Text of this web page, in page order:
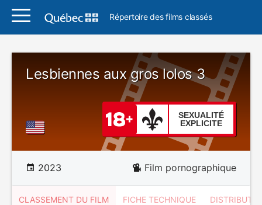
Répertoire des films classés
Lesbiennes aux gros lolos 3
SEXUALITÉ
EXPLICITE
2023 Film pornographique
CLASSEMENT DU FILM FICHE TECHNIQUE